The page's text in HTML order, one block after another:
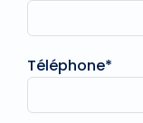
Téléphone*